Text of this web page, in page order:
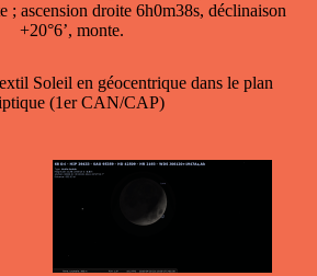
; ascension droite 6h0m38s, déclinaison
+20°6’, monte.
Soleil en géocentrique dans le plan
(1er CAN/CAP)